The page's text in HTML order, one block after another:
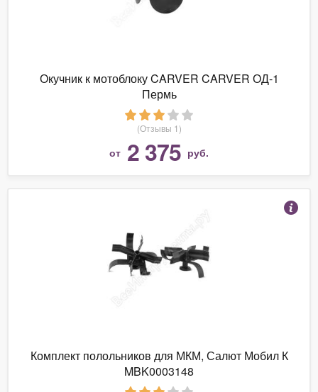
Окучник к мотоблоку CARVER CARVER ОД-1
Пермь
(Отзывы 1)
от 2 375 руб.
Комплект полольников для МКМ, Салют Мобил К
MBK0003148